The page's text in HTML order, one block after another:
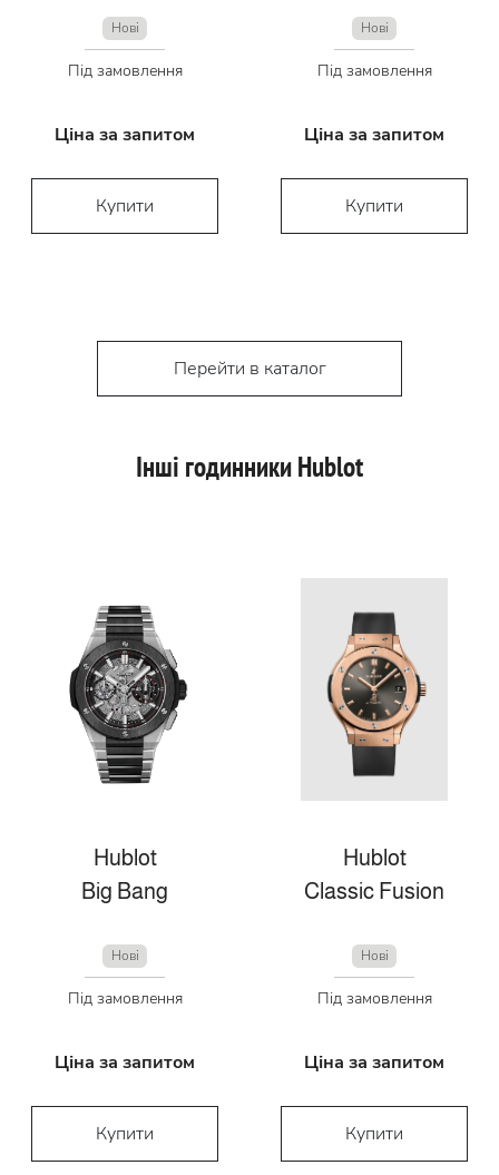
Нові
Під замовлення
Ціна за запитом
Купити
Нові
Під замовлення
Ціна за запитом
Купити
Перейти в каталог
Інші годинники Hublot
Hublot
Big Bang
Нові
Під замовлення
Ціна за запитом
Купити
Hublot
Classic Fusion
Нові
Під замовлення
Ціна за запитом
Купити